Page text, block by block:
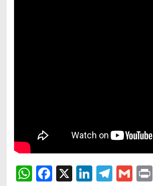
WhatsApp
Facebook
X LinkedIn